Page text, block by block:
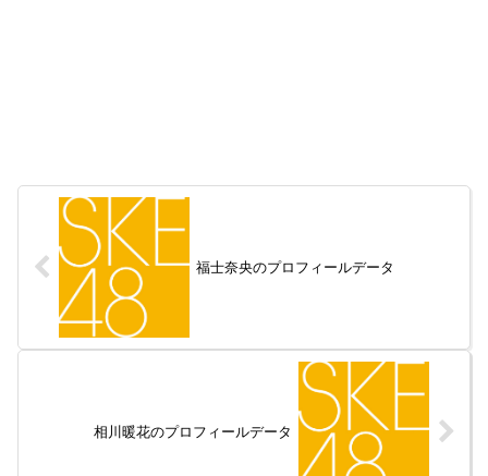
福士奈央のプロフィールデータ
相川暖花のプロフィールデータ